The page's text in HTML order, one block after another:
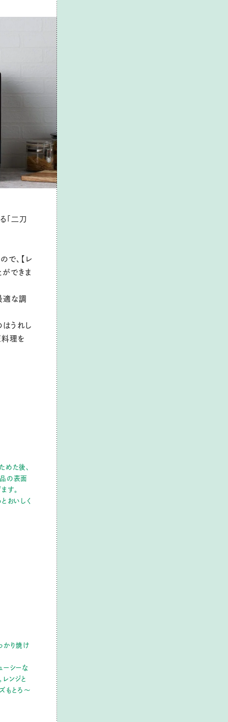
「二刀
で、【レ
ができま
適な調
うれし
理を
めた後、
の表面
す。
おいしく
かり焼け
ーシーな
レンジと
もとろ～